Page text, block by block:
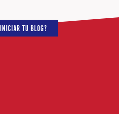
TU BLOG?